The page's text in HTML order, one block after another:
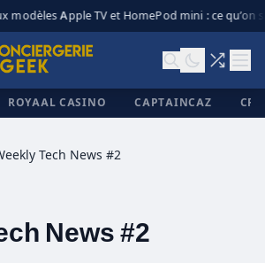
modèles Apple TV et HomePod mini : ce qu’on
ROYAAL CASINO CAPTAINCAZ
Tech News #2
News #2